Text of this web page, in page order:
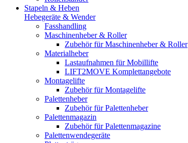
Stapeln & Heben
Hebegeräte & Wender
Fasshandling
Maschinenheber & Roller
Zubehör für Maschinenheber & Roller
Materialheber
Lastaufnahmen für Mobillifte
LIFT2MOVE Komplettangebote
Montagelifte
Zubehör für Montagelifte
Palettenheber
Zubehör für Palettenheber
Palettenmagazin
Zubehör für Palettenmagazine
Palettenwendegeräte